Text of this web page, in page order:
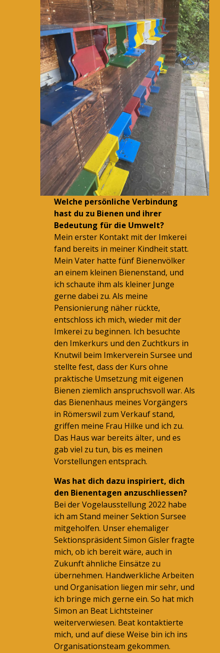
Welche persönliche Verbindung
hast du zu Bienen und ihrer
Bedeutung für die Umwelt?
Mein erster Kontakt mit der Imkerei
fand bereits in meiner Kindheit statt.
Mein Vater hatte fünf Bienenvölker
an einem kleinen Bienenstand, und
ich schaute ihm als kleiner Junge
gerne dabei zu. Als meine
Pensionierung näher rückte,
entschloss ich mich, wieder mit der
Imkerei zu beginnen. Ich besuchte
den Imkerkurs und den Zuchtkurs in
Knutwil beim Imkerverein Sursee und
stellte fest, dass der Kurs ohne
praktische Umsetzung mit eigenen
Bienen ziemlich anspruchsvoll war. Als
das Bienenhaus meines Vorgängers
in Römerswil zum Verkauf stand,
griffen meine Frau Hilke und ich zu.
Das Haus war bereits älter, und es
gab viel zu tun, bis es meinen
Vorstellungen entsprach.
Was hat dich dazu inspiriert, dich
den Bienentagen anzuschliessen?
Bei der Vogelausstellung 2022 habe
ich am Stand meiner Sektion Sursee
mitgeholfen. Unser ehemaliger
Sektionspräsident Simon Gisler fragte
mich, ob ich bereit wäre, auch in
Zukunft ähnliche Einsätze zu
übernehmen. Handwerkliche Arbeiten
und Organisation liegen mir sehr, und
ich bringe mich gerne ein. So hat mich
Simon an Beat Lichtsteiner
weiterverwiesen. Beat kontaktierte
mich, und auf diese Weise bin ich ins
Organisationsteam gekommen.